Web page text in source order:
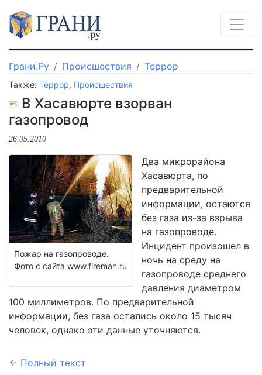
Грани.Ру Происшествия Террор
Также: Террор, Происшествия
В Хасавюрте взорван
газопровод
26.05.2010
Пожар на газопроводе.
Фото с сайта www.fireman.ru
Два микрорайона
Хасавюрта, по
предварительной
информации, остаются
без газа из-за взрыва
на газопроводе.
Инцидент произошел в
ночь на среду на
газопроводе среднего
давления диаметром
100 миллиметров. По предварительной
информации, без газа остались около 15 тысяч
человек, однако эти данные уточняются.
← Полный текст